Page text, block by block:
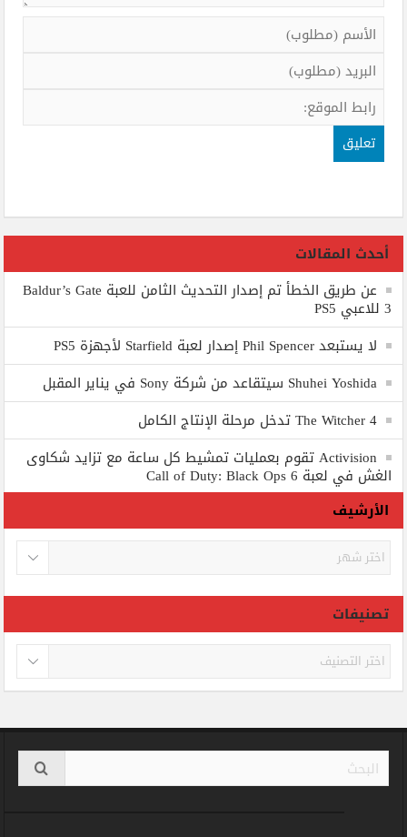
أحدث المقالات
عن طريق الخطأ تم إصدار التحديث الثامن للعبة Baldur’s Gate
3 للاعبي PS5
لا يستبعد Phil Spencer إصدار لعبة Starfield لأجهزة PS5
Shuhei Yoshida سيتقاعد من شركة Sony في يناير المقبل
The Witcher 4 تدخل مرحلة الإنتاج الكامل
Activision تقوم بعمليات تمشيط كل ساعة مع تزايد شكاوى
الغش في لعبة Call of Duty: Black Ops 6
الأرشيف
الأرشيف
تصنيفات
تصنيفات